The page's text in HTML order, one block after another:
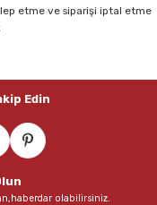
Boyaları
etme ve siparişi iptal etme
Edin
olabilirsiniz.